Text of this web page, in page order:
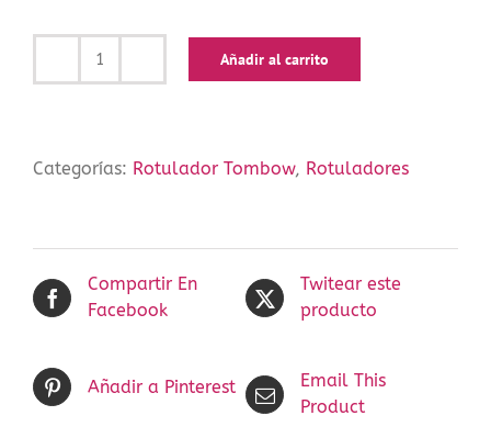
Tombow
cantidad
Añadir al carrito
Categorías: Rotulador Tombow, Rotuladores
Compartir En
Facebook
Twitear este
producto
Añadir a Pinterest
Email This
Product